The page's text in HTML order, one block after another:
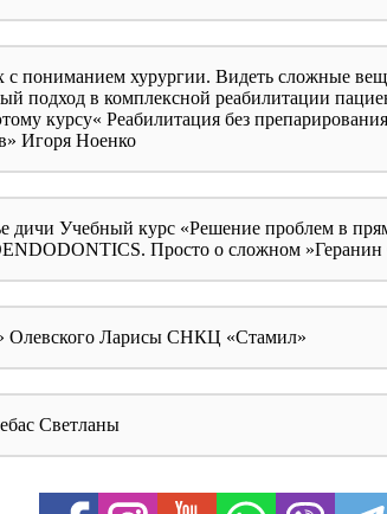
с пониманием хурургии. Видеть сложные
подход в комплексной реабилитации
курсу« Реабилитация без
Игоря Ноенко
дичи Учебный курс «Решение проблем в
Просто о сложном »Геранин
Олевского Ларисы СНКЦ «Стамил»
Светланы